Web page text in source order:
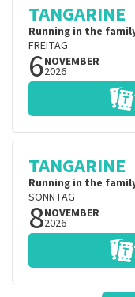
TANGARINE
Running in the
FREITAG
6NOVEMBER
2026
TANGARINE
Running in the
SONNTAG
8NOVEMBER
2026